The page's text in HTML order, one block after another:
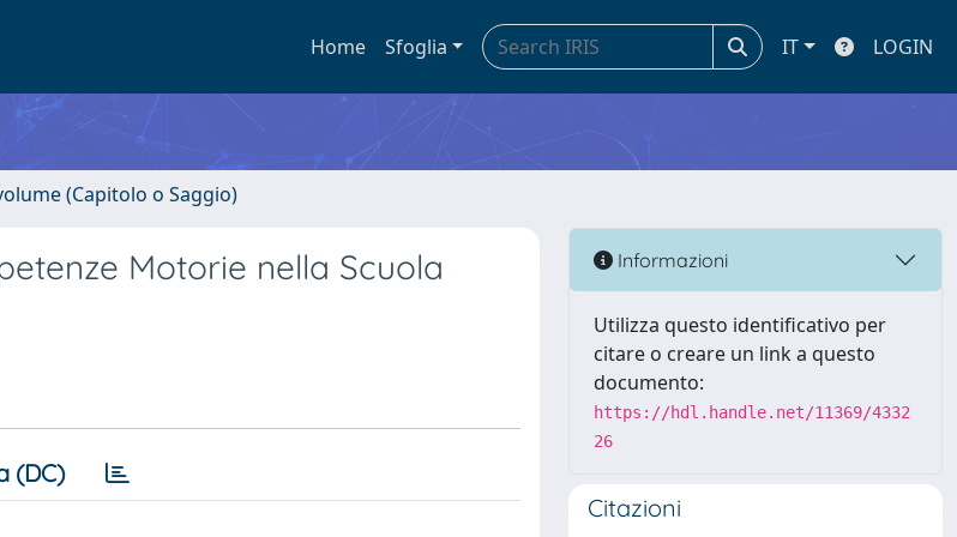
Home Sfoglia IT LOGIN
(Capitolo o Saggio)
Motorie nella Scuola
(DC)
Informazioni
Utilizza questo identificativo per
citare o creare un link a questo
documento:
https://hdl.handle.net/11369/4332
26
Citazioni